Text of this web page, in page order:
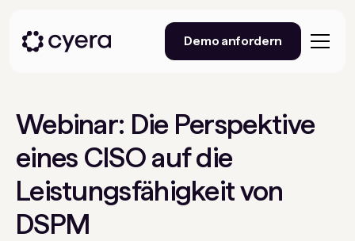
Demo anfordern
Webinar: Die Perspektive
eines CISO auf die
Leistungsfähigkeit von
DSPM